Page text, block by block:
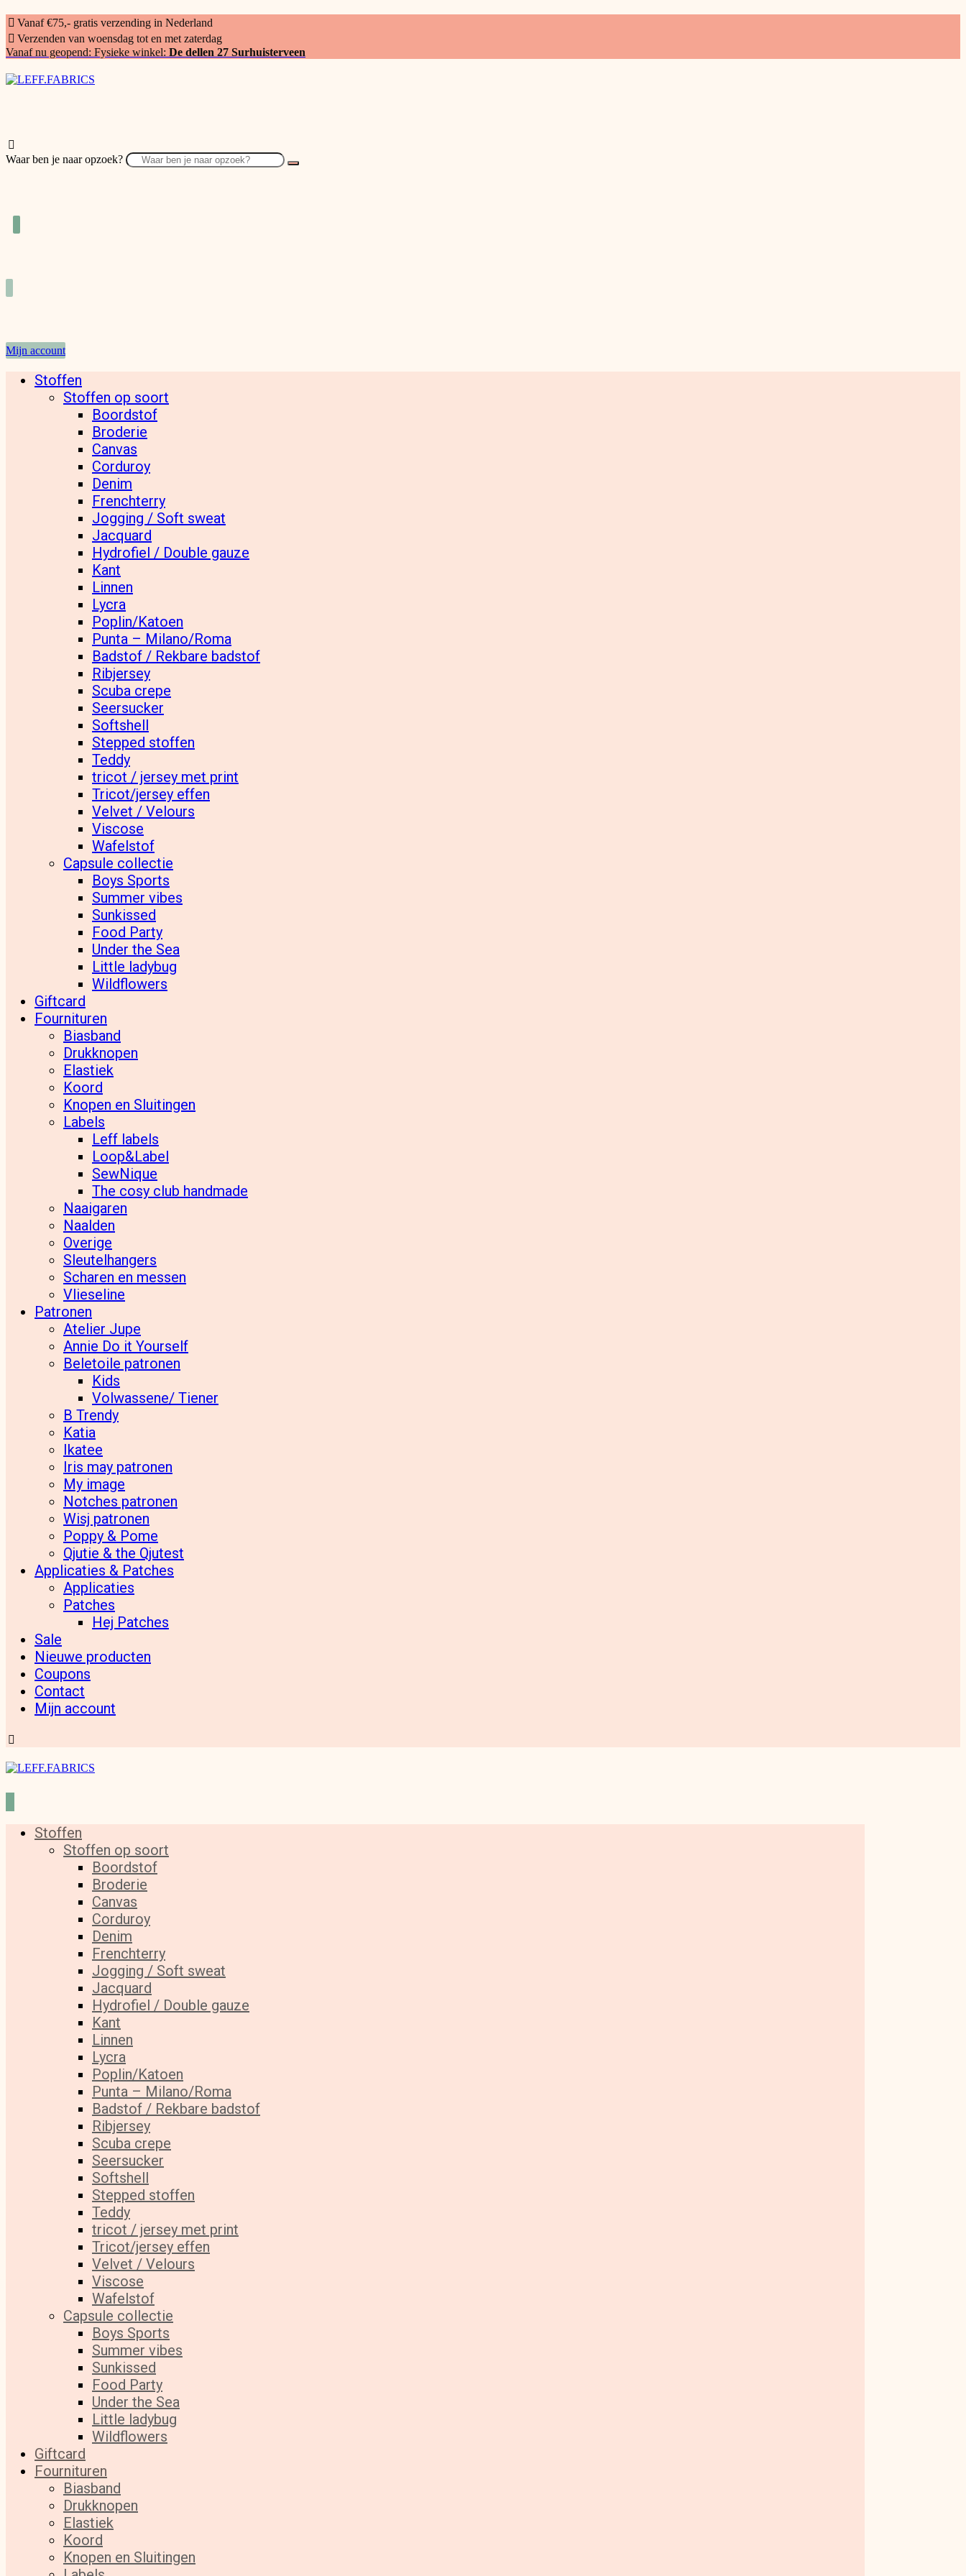
Vanaf €75,- gratis verzending in Nederland
Verzenden van woensdag tot en met zaterdag
Vanaf nu geopend: Fysieke winkel: De dellen 27 Surhuisterveen
Waar ben je naar opzoek?
Mijn account
Stoffen
Stoffen op soort
Boordstof
Broderie
Canvas
Corduroy
Denim
Frenchterry
Jogging / Soft sweat
Jacquard
Hydrofiel / Double gauze
Kant
Linnen
Lycra
Poplin/Katoen
Punta – Milano/Roma
Badstof / Rekbare badstof
Ribjersey
Scuba crepe
Seersucker
Softshell
Stepped stoffen
Teddy
tricot / jersey met print
Tricot/jersey effen
Velvet / Velours
Viscose
Wafelstof
Capsule collectie
Boys Sports
Summer vibes
Sunkissed
Food Party
Under the Sea
Little ladybug
Wildflowers
Giftcard
Fournituren
Biasband
Drukknopen
Elastiek
Koord
Knopen en Sluitingen
Labels
Leff labels
Loop&Label
SewNique
The cosy club handmade
Naaigaren
Naalden
Overige
Sleutelhangers
Scharen en messen
Vlieseline
Patronen
Atelier Jupe
Annie Do it Yourself
Beletoile patronen
Kids
Volwassene/ Tiener
B Trendy
Katia
Ikatee
Iris may patronen
My image
Notches patronen
Wisj patronen
Poppy & Pome
Qjutie & the Qjutest
Applicaties & Patches
Applicaties
Patches
Hej Patches
Sale
Nieuwe producten
Coupons
Contact
Mijn account
Stoffen
Stoffen op soort
Boordstof
Broderie
Canvas
Corduroy
Denim
Frenchterry
Jogging / Soft sweat
Jacquard
Hydrofiel / Double gauze
Kant
Linnen
Lycra
Poplin/Katoen
Punta – Milano/Roma
Badstof / Rekbare badstof
Ribjersey
Scuba crepe
Seersucker
Softshell
Stepped stoffen
Teddy
tricot / jersey met print
Tricot/jersey effen
Velvet / Velours
Viscose
Wafelstof
Capsule collectie
Boys Sports
Summer vibes
Sunkissed
Food Party
Under the Sea
Little ladybug
Wildflowers
Giftcard
Fournituren
Biasband
Drukknopen
Elastiek
Koord
Knopen en Sluitingen